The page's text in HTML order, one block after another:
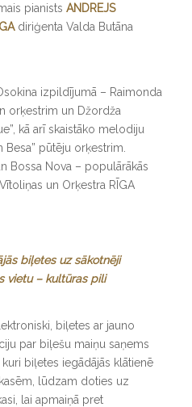
pianists ANDREJS
diriģenta Valda Butāna
izpildījumā – Raimonda
orķestrim un Džordža
kā arī skaistāko melodiju
pūtēju orķestrim.
Bossa Nova – populārākās
un Orķestra RĪGA
biļetes uz sākotnēji
vietu – kultūras pili
biļetes ar jauno
par biļešu maiņu saņems
biļetes iegādājās klātienē
lūdzam doties uz
lai apmaiņā pret